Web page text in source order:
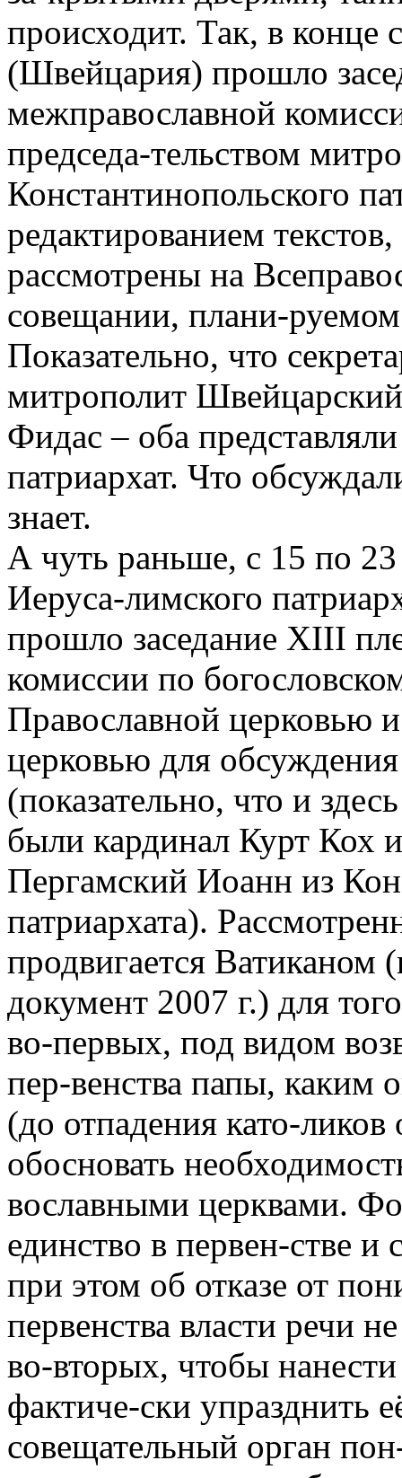
происходит. Так, в конце
(Швейцария) прошло
межправославной
председа-тельством
Константинопольского
редактированием
рассмотрены на
совещании, плани-
Показательно, что
митрополит
Фидас – оба
патриархат. Что
знает.
А чуть раньше, с 15 по
Иеруса-лимского
прошло заседание ХIII
комиссии по
Православной церковью
церковью для
(показательно, что и
были кардинал Курт Кох
Пергамский Иоанн из
патриархата).
продвигается Ватиканом
документ 2007 г.) для
во-первых, под видом
пер-венства папы, каким
(до отпадения като-
обосновать
вославными церквами.
единство в первен-стве и
при этом об отказе от
первенства власти речи
во-вторых, чтобы
фактиче-ски упразднить
совещательный орган